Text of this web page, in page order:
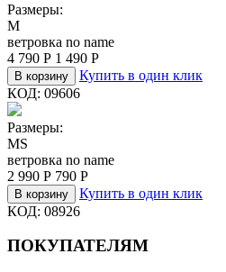
Размеры:
M
ветровка no name
4 790 Р 1 490 Р
В корзину
Купить в один клик
КОД: 09606
Размеры:
MS
ветровка no name
2 990 Р 790 Р
В корзину
Купить в один клик
КОД: 08926
ПОКУПАТЕЛЯМ